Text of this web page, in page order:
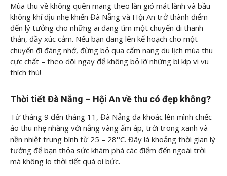
Mùa thu về không quên mang theo làn gió mát lành và bầu
không khí dịu nhẹ khiến Đà Nẵng và Hội An trở thành điểm
đến lý tưởng cho những ai đang tìm một chuyến đi thanh
thản, đầy xúc cảm. Nếu bạn đang lên kế hoạch cho một
chuyến đi đáng nhớ, đừng bỏ qua cẩm nang du lịch mùa thu
cực chất – theo dõi ngay để không bỏ lỡ những bí kíp vi vu
thích thú!
Thời tiết Đà Nẵng – Hội An về thu có đẹp không?
Từ tháng 9 đến tháng 11, Đà Nẵng đã khoác lên mình chiếc
áo thu nhẹ nhàng với nắng vàng ấm áp, trời trong xanh và
nền nhiệt trung bình từ 25 – 28°C. Đây là khoảng thời gian lý
tưởng để bạn thỏa sức khám phá các điểm đến ngoài trời
mà không lo thời tiết quá oi bức.